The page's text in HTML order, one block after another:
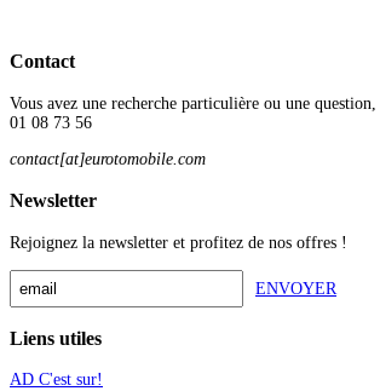
Contact
Vous avez une recherche particulière ou une
01 08 73 56
contact[at]eurotomobile.com
Newsletter
Rejoignez la newsletter et profitez de nos offres !
ENVOYER
Liens utiles
AD C'est sur!